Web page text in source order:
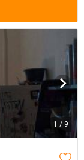
1 / 9